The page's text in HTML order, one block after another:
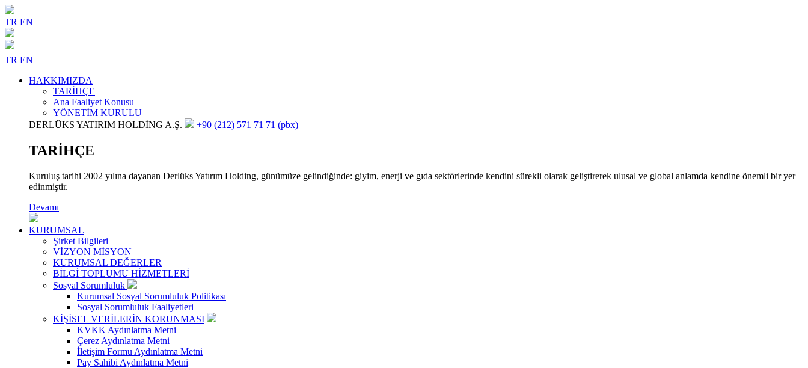
TR EN
TR EN
HAKKIMIZDA
TARİHÇE
Ana Faaliyet Konusu
YÖNETİM KURULU
DERLÜKS YATIRIM HOLDİNG A.Ş.
+90 (212) 571 71 71 (pbx)
TARİHÇE
Kuruluş tarihi 2002 yılına dayanan Derlüks Yatırım Holding, günümüze gelindiğinde: giyim, enerji ve gıda sektörlerinde kendini sürekli olarak geliştirerek ulusal ve global anlamda kendine önemli bir yer
edinmiştir.
Devamı
KURUMSAL
Şirket Bilgileri
VİZYON MİSYON
KURUMSAL DEĞERLER
BİLGİ TOPLUMU HİZMETLERİ
Sosyal Sorumluluk
Kurumsal Sosyal Sorumluluk Politikası
Sosyal Sorumluluk Faaliyetleri
KİŞİSEL VERİLERİN KORUNMASI
KVKK Aydınlatma Metni
Çerez Aydınlatma Metni
İletişim Formu Aydınlatma Metni
Pay Sahibi Aydınlatma Metni